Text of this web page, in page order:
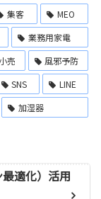
集客
MEO
業務用家電
小売
風邪予防
SNS
LINE
加湿器
適化）活用